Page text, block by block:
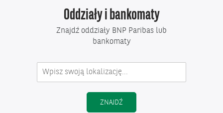
PARIBAS
BANK
POLSKA
S.A.
Oddziały i bankomaty
Znajdź oddziały BNP Paribas lub
bankomaty
ZNAJDŹ